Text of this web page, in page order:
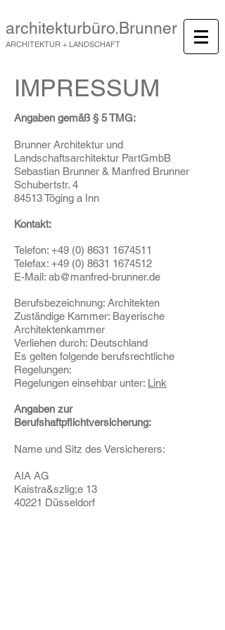
architekturbüro.Brunner
ARCHITEKTUR + LANDSCHAFT
IMPRESSUM
Angaben gemäß § 5 TMG:
Brunner Architektur und
Landschaftsarchitektur PartGmbB
Sebastian Brunner & Manfred Brunner
Schubertstr. 4
84513 Töging a Inn
Kontakt:
Telefon: +49 (0) 8631 1674511
Telefax: +49 (0) 8631 1674512
E-Mail: ab@manfred-brunner.de
Berufsbezeichnung: Architekten
Zuständige Kammer: Bayerische
Architektenkammer
Verliehen durch: Deutschland
Es gelten folgende berufsrechtliche
Regelungen:
Regelungen einsehbar unter: Link
Angaben zur
Berufshaftpflichtversicherung:
Name und Sitz des Versicherers:
AIA AG
Kaistra&szlig;e 13
40221 Düsseldorf